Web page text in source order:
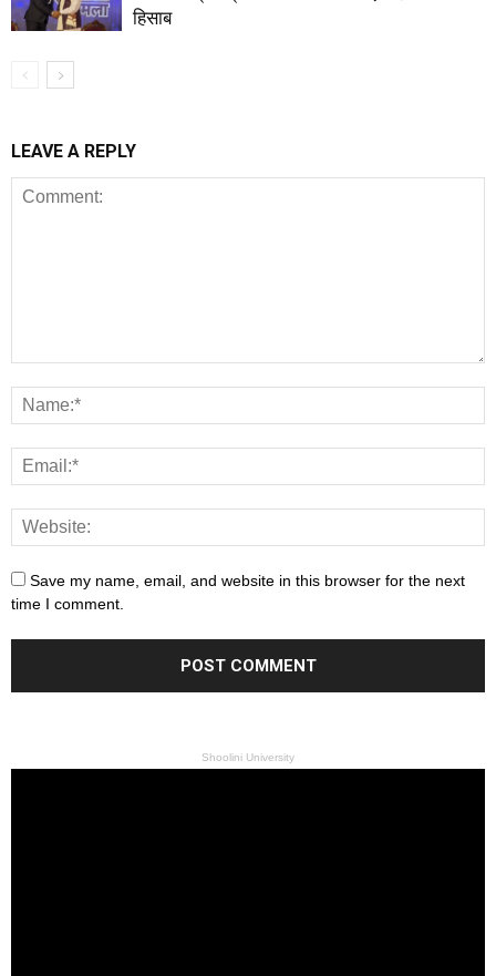
हिसाब
LEAVE A REPLY
Save my name, email, and website in this browser for the next
time I comment.
Shoolini University